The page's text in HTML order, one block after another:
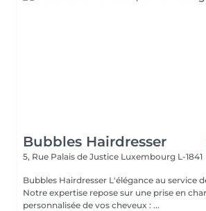
Bubbles Hairdresser
5, Rue Palais de Justice Luxembourg L-1841
Bubbles Hairdresser L'élégance au service de votre beauté
Notre expertise repose sur une prise en
personnalisée de vos cheveux : ...